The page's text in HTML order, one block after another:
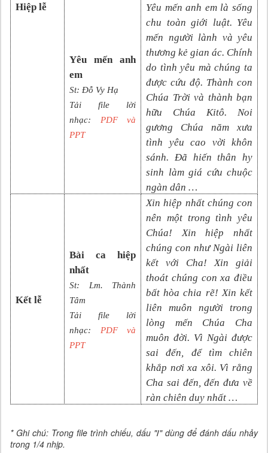
Hiệp lễ
Yêu mến anh
em
St: Đỗ Vy Hạ
Tải file lời
nhạc:
PDF và
PPT
Yêu mến anh em là sống
chu toàn giới luật. Yêu
mến người lành và yêu
thương kẻ gian ác. Chính
do tình yêu mà chúng ta
được cứu độ. Thành con
Chúa Trời và thành bạn
hữu Chúa Kitô. Noi
gương Chúa năm xưa
tình yêu cao vời khôn
sánh. Đã hiến thân hy
sinh làm giá cứu chuộc
ngàn dân …
Kết lễ
Bài ca hiệp
nhất
St: Lm. Thành
Tâm
Tải file lời
nhạc:
PDF và
PPT
Xin hiệp nhất chúng con
nên một trong tình yêu
Chúa! Xin hiệp nhất
chúng con như Ngài liên
kết với Cha! Xin giải
thoát chúng con xa điều
bất hòa chia rẽ! Xin kết
liên muôn người trong
lòng mến Chúa Cha
muôn đời. Vì Ngài được
sai đến, để tìm chiên
khắp nơi xa xôi. Vì rằng
Cha sai đến, đến đưa về
ràn chiên duy nhất …
* Ghi chú: Trong file trình chiếu, dấu "/" dùng để đánh dấu nhảy
trong 1/4 nhịp.